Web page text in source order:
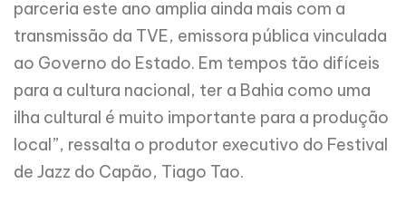
parceria este ano amplia ainda mais com a
transmissão da TVE, emissora pública vinculada
ao Governo do Estado. Em tempos tão difíceis
para a cultura nacional, ter a Bahia como uma
ilha cultural é muito importante para a produção
local”, ressalta o produtor executivo do Festival
de Jazz do Capão, Tiago Tao.